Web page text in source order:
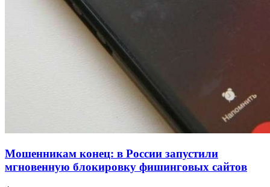
Волгоградские компании нарастили экспорт:
заключены контракты на 3,6 млн долларов
Мошенникам конец: в России запустили
мгновенную блокировку фишинговых сайтов